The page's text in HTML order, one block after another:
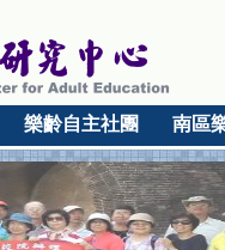
樂齡自主社團 南區